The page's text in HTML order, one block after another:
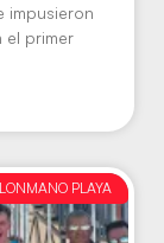
impusieron
el primer
PLAYA